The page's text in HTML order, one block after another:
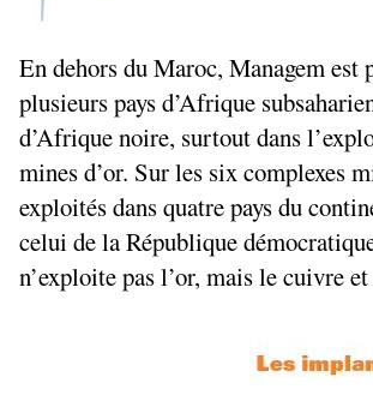
En dehors du Maroc, Managem est
plusieurs pays d’Afrique
d’Afrique noire, surtout dans
mines d’or. Sur les six complexes
exploités dans quatre pays du
celui de la République
n’exploite pas l’or, mais le cuivre